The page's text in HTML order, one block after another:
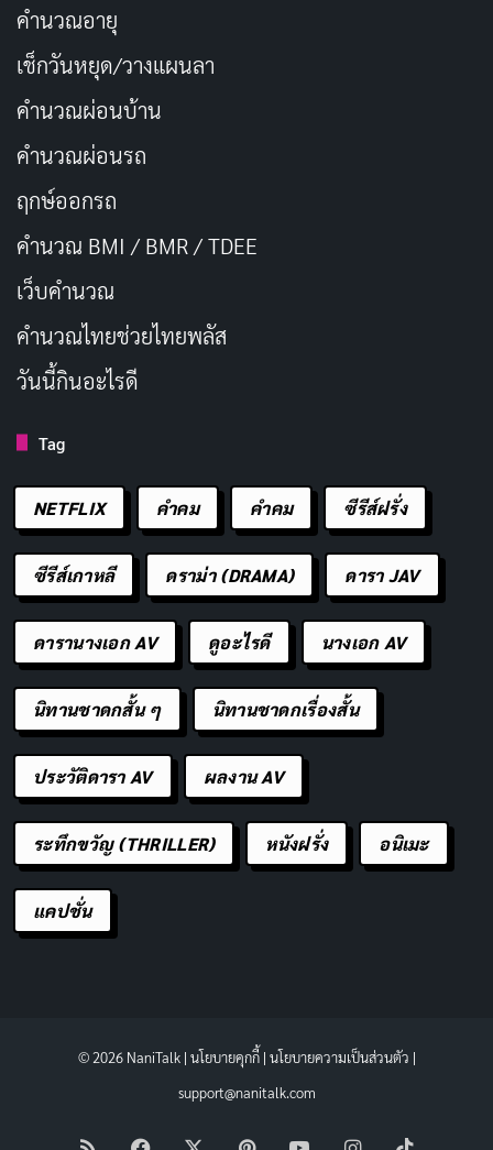
คำนวณอายุ
เช็กวันหยุด/วางแผนลา
คำนวณผ่อนบ้าน
คำนวณผ่อนรถ
ฤกษ์ออกรถ
คำนวณ BMI / BMR / TDEE
เว็บคํานวณ
คํานวณไทยช่วยไทยพลัส
วันนี้กินอะไรดี
Tag
NETFLIX คำคม คําคม ซีรีส์ฝรั่ง
ซีรีส์เกาหลี ดราม่า (DRAMA) ดารา JAV
ดารานางเอก AV ดูอะไรดี นางเอก AV
นิทานชาดกสั้น ๆ นิทานชาดกเรื่องสั้น
ประวัติดารา AV ผลงาน AV
ระทึกขวัญ (THRILLER) หนังฝรั่ง อนิเมะ
แคปชั่น
© 2026 NaniTalk | นโยบายคุกกี้| นโยบายความเป็นส่วนตัว |
support@nanitalk.com